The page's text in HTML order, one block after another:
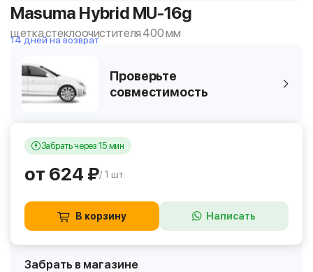
Masuma Hybrid MU-16g
щетка стеклоочистителя 400 мм
14 дней на возврат
Проверьте
совместимость
Забрать через 15 мин
от 624 ₽/ 1 шт.
В корзину Написать
Забрать в магазине